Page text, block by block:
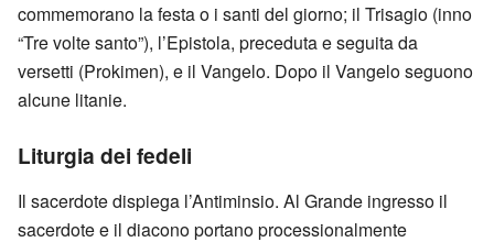
commemorano la festa o i santi del giorno; il Trisagio (inno
“Tre volte santo”), l’Epistola, preceduta e seguita da
versetti (Prokimen), e il Vangelo. Dopo il Vangelo seguono
alcune litanie.
Liturgia dei fedeli
Il sacerdote dispiega l’Antiminsio. Al Grande ingresso il
sacerdote e il diacono portano processionalmente